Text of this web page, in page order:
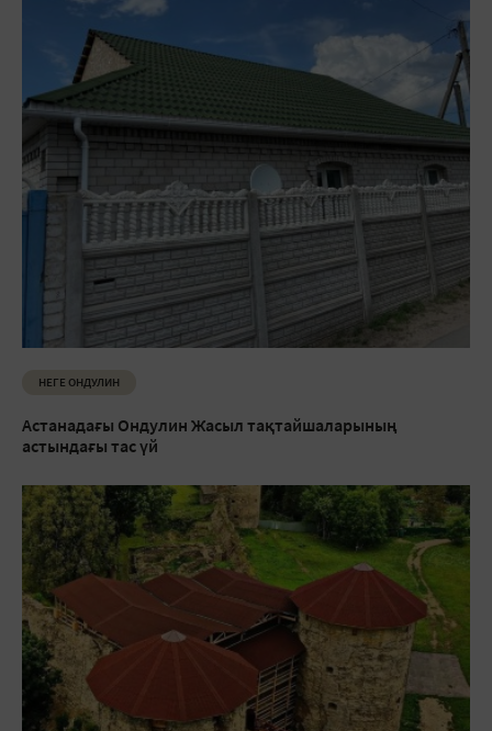
НЕГЕ ОНДУЛИН
Астанадағы Ондулин Жасыл тақтайшаларының
астындағы тас үй